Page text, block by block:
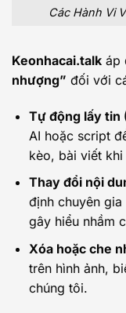
Các Hành Vi
Keonhacai.talk áp
nhượng” đối với
Tự động lấy tin
AI hoặc script
kèo, bài viết
Thay đổi nội
định chuyên
gây hiểu nhầm
Xóa hoặc che
trên hình ảnh,
chúng tôi.